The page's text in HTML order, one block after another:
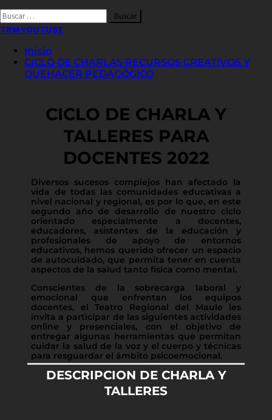
Buscar
por:
TRM YOUTUBE
Inicio
CICLO DE CHARLAS RECURSOS CREATIVOS Y
QUEHACER PEDAGÓGICO
CICLO DE CHARLA Y
TALLERES PARA
DOCENTES 2022
Diversos sucesos complejos han afectado la
vida de todas las comunidades educativas a
nivel nacional y regional, es por lo que, en este
segundo año de desarrollo de nuestro ciclo
orientado especialmente a docentes,
educadores, asistentes de la educación y
profesionales de apoyo de entornos
educativos, hemos querido ofrecer un espacio
de autocuidado, que permita tener en cuenta
aspectos de la salud tanto física como mental.
Conscientes de la sobrecarga laboral y
emocional que enfrentan los equipos
docentes, el Teatro Regional del Maule les
invita a participar de las siguientes actividades
online y presenciales, con el objetivo de
entregar algunas herramientas que permitan
cuidar la salud de la voz y el cuerpo y técnicas
para resguardar el ámbito psicoemocional.
DESCRIPCION DE CHARLA Y
TALLERES